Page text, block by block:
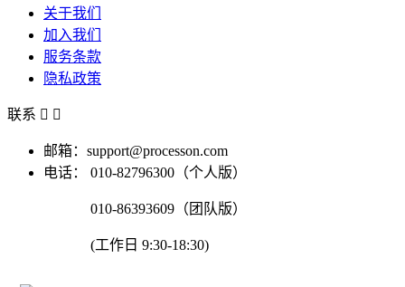
关于我们
加入我们
服务条款
隐私政策
联系  
邮箱：support@processon.com
电话：
010-82796300（个人版）
010-86393609（团队版）
(工作日 9:30-18:30)